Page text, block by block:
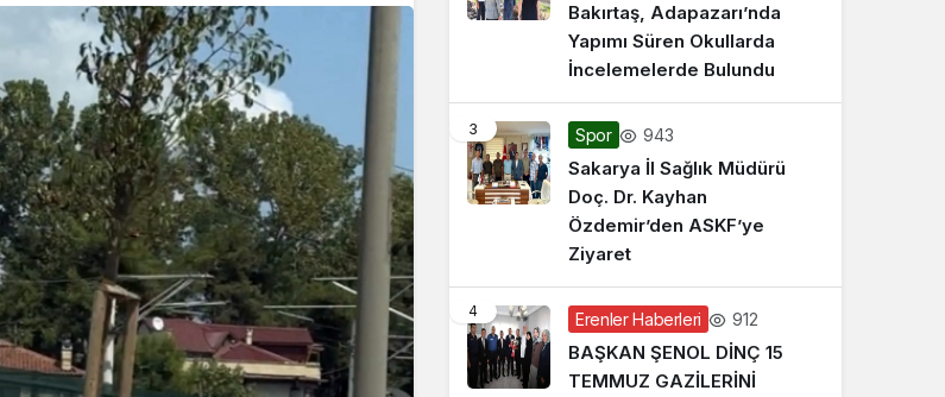
Bakırtaş, Adapazarı’nda
Yapımı Süren Okullarda
İncelemelerde Bulundu
3 Spor 943
Sakarya İl Sağlık Müdürü
Doç. Dr. Kayhan
Özdemir’den ASKF’ye
Ziyaret
4 Erenler Haberleri 912
BAŞKAN ŞENOL DİNÇ 15
TEMMUZ GAZİLERİNİ